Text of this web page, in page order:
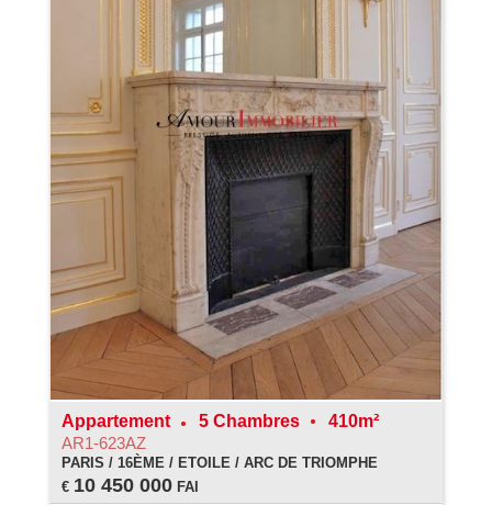
Appartement 5 Chambres
410m²
AR1-623AZ
PARIS / 16ÈME / ETOILE / ARC DE TRIOMPHE
€ 10 450 000FAI